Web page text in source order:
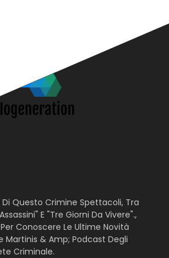
Questo Crimine Spettacoli, Tra
E "Tre Giorni Da Vivere".,
Conoscere Le Ultime Novità
Martinis & Amp; Podcast Degli
Criminale.